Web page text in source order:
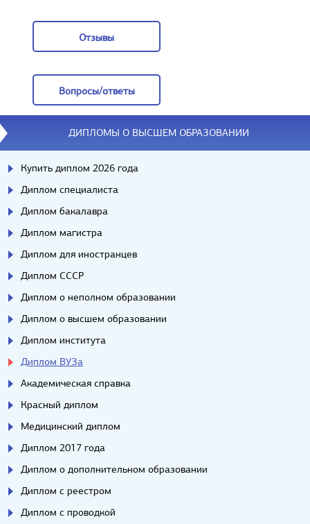
Отзывы
Вопросы/ответы
Вопросы/ответы
ДИПЛОМЫ О ВЫСШЕМ ОБРАЗОВАНИИ
Купить диплом 2026 года
Диплом специалиста
Диплом бакалавра
Диплом магистра
Диплом для иностранцев
Диплом СССР
Диплом о неполном образовании
Диплом о высшем образовании
Диплом института
Диплом ВУЗа
Академическая справка
Красный диплом
Медицинский диплом
Диплом 2017 года
Диплом о дополнительном образовании
Диплом с реестром
Диплом с проводкой